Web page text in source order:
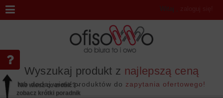
Wyszukaj produkt z najlepszą ceną
lub dodaj wiele produktów do zapytania ofertowego!
Witaj ,
Nie wiesz co zrobić? -
zobacz krótki poradnik